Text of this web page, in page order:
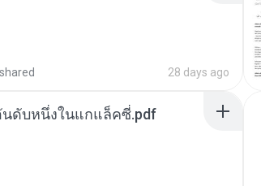
28 days ago
นดับหนึ่งในแกแล็คซี่.pdf